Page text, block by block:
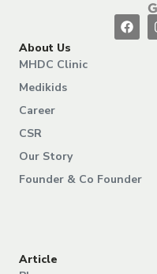
About Us
MHDC Clinic
Medikids
Career
CSR
Our Story
Founder & Co Founder
Article